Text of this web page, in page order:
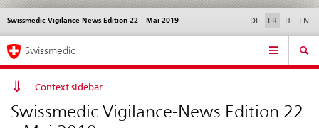
Navigation
directe:
actualités,
bases
juridiques,
contact
Actualités & Mises à
normes
Contact | Support &
aide
Swissmedic Vigilance-News Edition 22 – Mai 2019 DE FR IT EN
Service
Navigation
Swissmedic
Context sidebar
Swissmedic Vigilance-News Edition 22